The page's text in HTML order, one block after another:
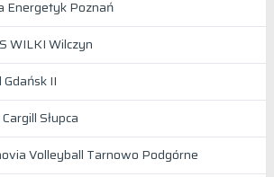
Energetyk Poznań
WILKI Wilczyn
II
Słupca
Volleyball Tarnowo Podgórne